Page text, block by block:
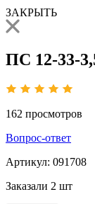
ЗАКРЫТЬ
ПС 12-33-
162 просмотров
Вопрос-ответ
Артикул: 091708
Заказали 2 шт